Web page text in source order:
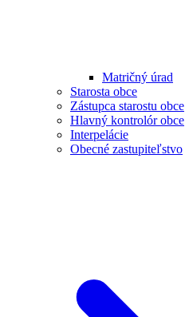
Matričný úrad
Starosta obce
Zástupca starostu obce
Hlavný kontrolór obce
Interpelácie
Obecné zastupiteľstvo